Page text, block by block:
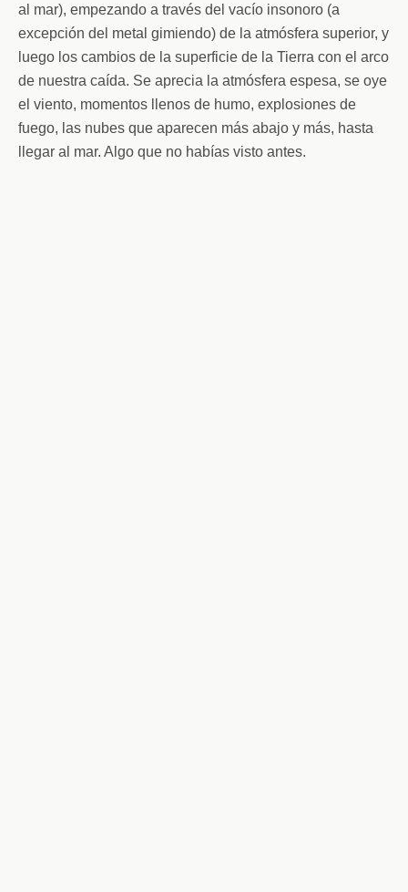
al mar), empezando a través del vacío insonoro (a
excepción del metal gimiendo) de la atmósfera superior, y
luego los cambios de la superficie de la Tierra con el arco
de nuestra caída. Se aprecia la atmósfera espesa, se oye
el viento, momentos llenos de humo, explosiones de
fuego, las nubes que aparecen más abajo y más, hasta
llegar al mar. Algo que no habías visto antes.